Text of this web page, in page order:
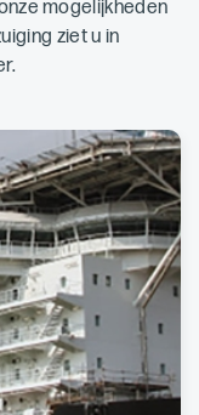
mogelijkheden
ziet u in